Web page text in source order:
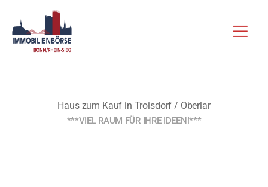
Inhalt
springen
Haus zum Kauf in Troisdorf / Oberlar
***VIEL RAUM FÜR IHRE IDEEN!***